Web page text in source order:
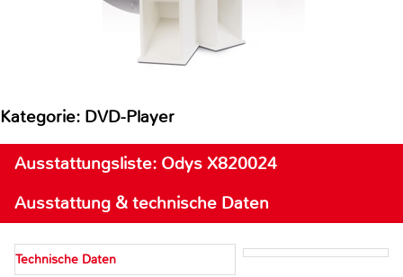
Kategorie: DVD-Player
Ausstattungsliste: Odys X820024
Ausstattung & technische Daten
Technische Daten